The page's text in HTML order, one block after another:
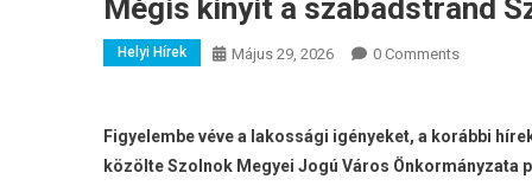
Mégis kinyit a szabadstrand
Helyi Hírek Május 29, 2026 0 Comments
Figyelembe véve a lakossági igényeket, a korábbi
közölte Szolnok Megyei Jogú Város Önkormányzata